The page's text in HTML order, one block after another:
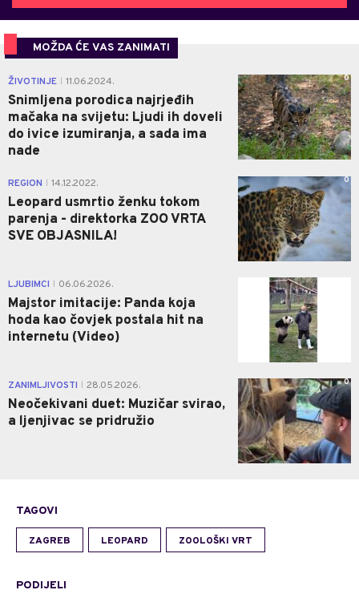
MOŽDA ĆE VAS ZANIMATI
ŽIVOTINJE 11.06.2024.
Snimljena porodica najrjeđih
mačaka na svijetu: Ljudi ih doveli
do ivice izumiranja, a sada ima
nade
0
REGION 14.12.2022.
Leopard usmrtio ženku tokom
parenja - direktorka ZOO VRTA
SVE OBJASNILA!
0
LJUBIMCI 06.06.2026.
Majstor imitacije: Panda koja
hoda kao čovjek postala hit na
internetu (Video)
ZANIMLJIVOSTI 28.05.2026.
Neočekivani duet: Muzičar svirao,
a ljenjivac se pridružio
0
TAGOVI
ZAGREB LEOPARD ZOOLOŠKI VRT
PODIJELI